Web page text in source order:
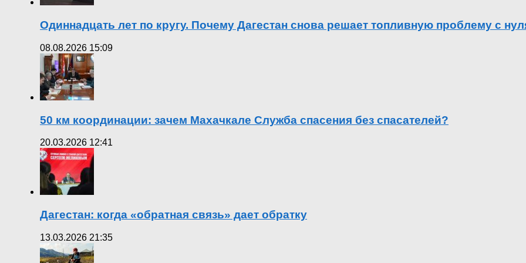
Одиннадцать лет по кругу. Почему Дагестан снова решает топливную проблему с
08.08.2026 15:09
50 км координации: зачем Махачкале Служба спасения без спасателей?
20.03.2026 12:41
Дагестан: когда «обратная связь» дает обратку
13.03.2026 21:35